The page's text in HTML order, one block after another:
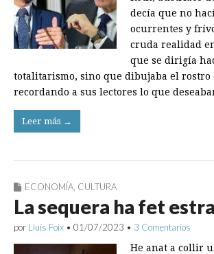
decía que no
ocurrentes y
cruda realidad
que se dirigía
totalitarismo, sino que dibujaba el rostro
recordando a sus lectores lo que
Leer más →
ECONOMÍA CULTURA
La sequera ha fet
por Lluís Foix • 01/07/2023 • 3 Comentarios
He anat a collir